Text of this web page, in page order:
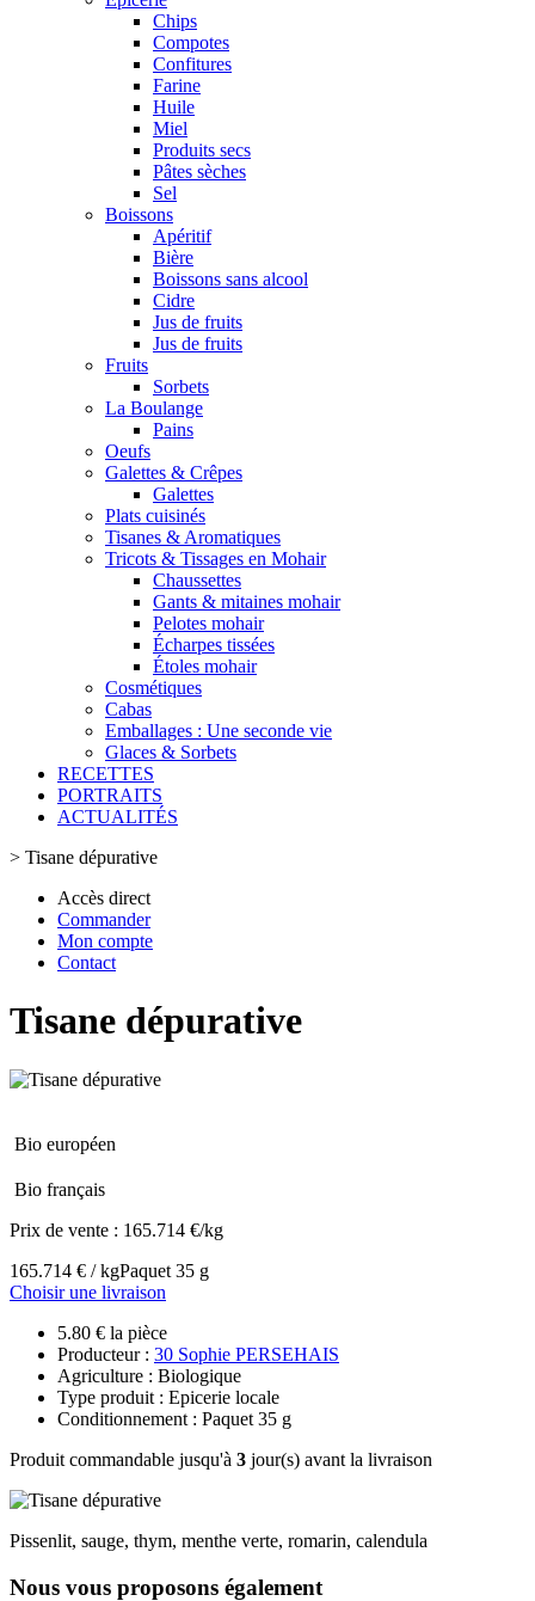
Chips
Compotes
Confitures
Farine
Huile
Miel
Produits secs
Pâtes sèches
Sel
Boissons
Apéritif
Bière
Boissons sans alcool
Cidre
Jus de fruits
Jus de fruits
Fruits
Sorbets
La Boulange
Pains
Oeufs
Galettes & Crêpes
Galettes
Plats cuisinés
Tisanes & Aromatiques
Tricots & Tissages en Mohair
Chaussettes
Gants & mitaines mohair
Pelotes mohair
Écharpes tissées
Étoles mohair
Cosmétiques
Cabas
Emballages : Une seconde vie
Glaces & Sorbets
RECETTES
PORTRAITS
ACTUALITÉS
> Tisane dépurative
Accès direct
Commander
Mon compte
Contact
Tisane dépurative
Bio européen
Bio français
Prix de vente : 165.714 €/kg
165.714 € / kgPaquet 35 g
Choisir une livraison
5.80 € la pièce
Producteur : 30 Sophie PERSEHAIS
Agriculture : Biologique
Type produit : Epicerie locale
Conditionnement : Paquet 35 g
Produit commandable jusqu'à 3 jour(s) avant la livraison
Pissenlit, sauge, thym, menthe verte, romarin, calendula
Nous vous proposons également